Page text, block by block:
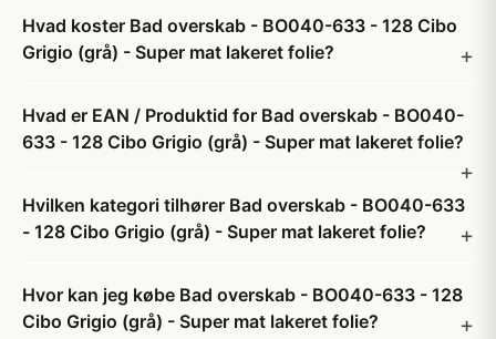
Hvad koster Bad overskab - BO040-633 - 128 Cibo
Grigio (grå) - Super mat lakeret folie?
Hvad er EAN / Produktid for Bad overskab - BO040-
633 - 128 Cibo Grigio (grå) - Super mat lakeret folie?
Hvilken kategori tilhører Bad overskab - BO040-633
- 128 Cibo Grigio (grå) - Super mat lakeret folie?
Hvor kan jeg købe Bad overskab - BO040-633 - 128
Cibo Grigio (grå) - Super mat lakeret folie?